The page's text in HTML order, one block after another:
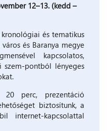
12–13. (kedd –
és tematikus
és Baranya megye
kapcsolatos,
pontból lényeges
20 perc, prezentáció
biztosítunk, a
internet-kapcsolattal